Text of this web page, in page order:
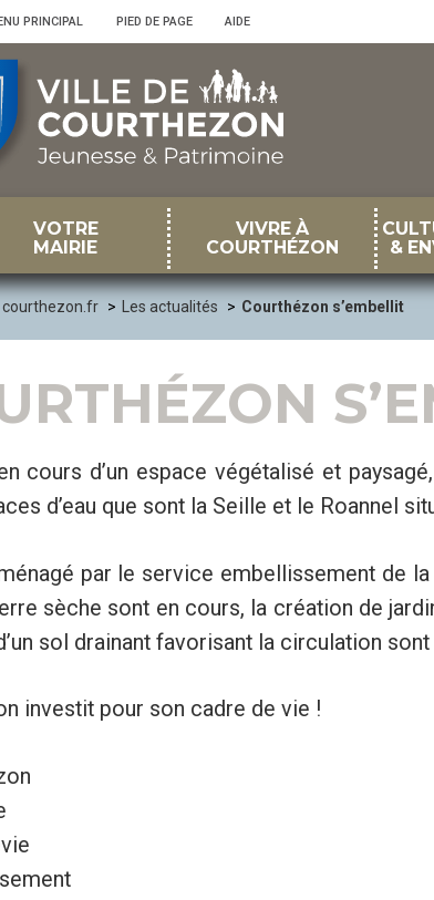
PRINCIPAL PIED DE PAGE AIDE
VOTRE
MAIRIE
VIVRE À
COURTHÉZON
&
courthezon.fr Les actualités Courthézon s’embellit
cours d’un espace végétalisé et
d’eau que sont la Seille et le Roannel
par le service embellissement de
sèche sont en cours, la création de
sol drainant favorisant la circulation sont
investit pour son cadre de vie !